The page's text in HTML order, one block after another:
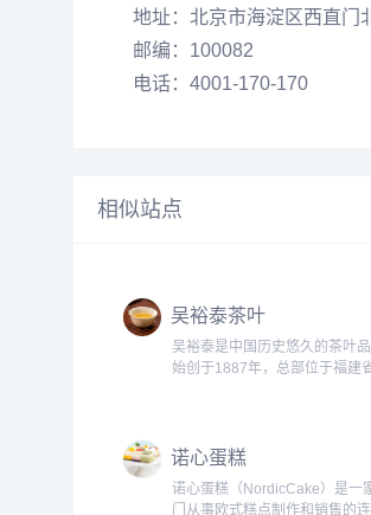
地址：北京市海淀区西直
邮编：100082
电话：4001-170-170
相似站点
吴裕泰茶叶
吴裕泰是中国历史悠久的茶叶品
始创于1887年，总部位于福建
有严格的质量控制标准和独特的
诺心蛋糕
诺心蛋糕（NordicCake）是一
门从事欧式糕点制作和销售的